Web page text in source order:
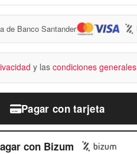
de Banco Santander
y las condiciones generales
Pagar con tarjeta
con Bizum